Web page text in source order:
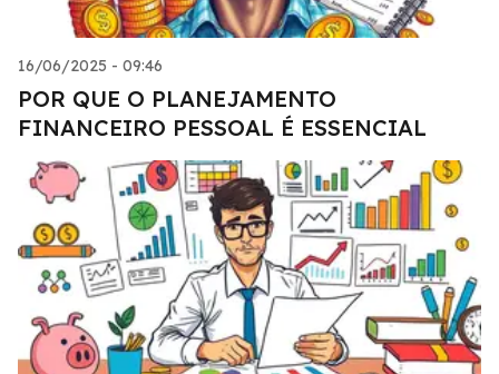
16/06/2025 - 09:46
POR QUE O PLANEJAMENTO
FINANCEIRO PESSOAL É ESSENCIAL